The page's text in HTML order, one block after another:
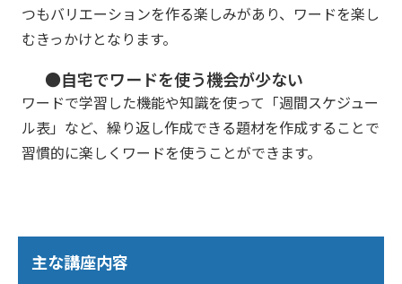
つもバリエーションを作る楽しみがあり、ワードを楽し
むきっかけとなります。
●自宅でワードを使う機会が少ない
ワードで学習した機能や知識を使って「週間スケジュー
ル表」など、繰り返し作成できる題材を作成することで
習慣的に楽しくワードを使うことができます。
主な講座内容